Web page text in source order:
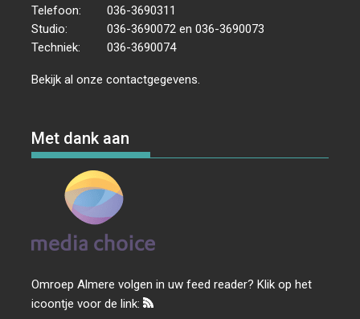
Telefoon:
036-3690311
Studio:
036-3690072 en 036-3690073
Techniek:
036-3690074
Bekijk al onzecontactgegevens
Met dank aan
Omroep Almere volgen in uw feed reader? Klik op het
icoontje voor de link: